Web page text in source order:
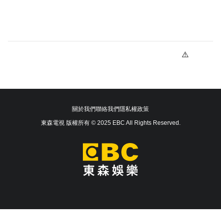
關於我們聯絡我們隱私權政策
東森電視 版權所有 © 2025 EBC All Rights Reserved.